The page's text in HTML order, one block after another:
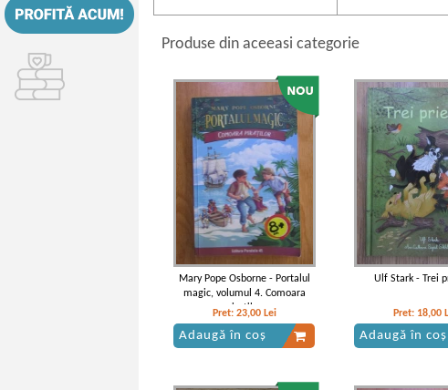
Produse din aceeasi categorie
Mary Pope Osborne - Portalul
magic, volumul 4. Comoara
piratilor
Pret: 23,00 Lei
Adaugă în coș
Ulf Stark - Trei
Pret: 18,00
Adaugă în coș